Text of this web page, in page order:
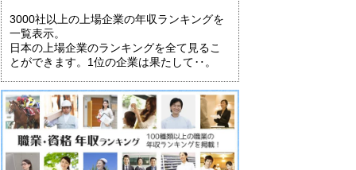
3000社以上の上場企業の年収ランキングを
一覧表示。
日本の上場企業のランキングを全て見るこ
とができます。1位の企業は果たして‥。